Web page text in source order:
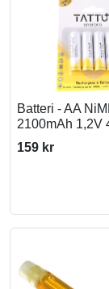
Batteri - AA
2100mAh 1,2V
159 kr